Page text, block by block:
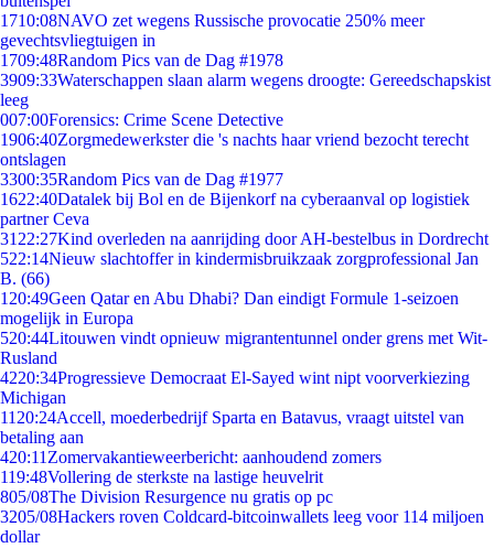
1710:08NAVO zet wegens Russische provocatie 250% meer
gevechtsvliegtuigen in
1709:48Random Pics van de Dag #1978
3909:33Waterschappen slaan alarm wegens droogte: Gereedschapskist
leeg
007:00Forensics: Crime Scene Detective
1906:40Zorgmedewerkster die 's nachts haar vriend bezocht terecht
ontslagen
3300:35Random Pics van de Dag #1977
1622:40Datalek bij Bol en de Bijenkorf na cyberaanval op logistiek
partner Ceva
31 22:27Kind overleden na aanrijding door AH-bestelbus in Dordrecht
522:14Nieuw slachtoffer in kindermisbruikzaak zorgprofessional Jan
B. (66)
1 20:49Geen Qatar en Abu Dhabi? Dan eindigt Formule 1-seizoen
mogelijk in Europa
520:44Litouwen vindt opnieuw migrantentunnel onder grens met Wit-
Rusland
4220:34Progressieve Democraat El-Sayed wint nipt voorverkiezing
Michigan
11 20:24Accell, moederbedrijf Sparta en Batavus, vraagt uitstel van
betaling aan
420:11 Zomervakantieweerbericht: aanhoudend zomers
119:48Vollering de sterkste na lastige heuvelrit
805/08The Division Resurgence nu gratis op pc
3205/08Hackers roven Coldcard-bitcoinwallets leeg voor 114 miljoen
dollar